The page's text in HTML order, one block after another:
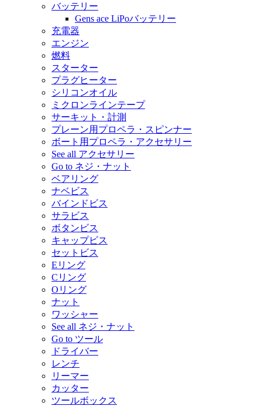
バッテリー
Gens ace LiPoバッテリー
充電器
エンジン
燃料
スターター
プラグヒーター
シリコンオイル
ミクロンラインテープ
サーキット・計測
プレーン用プロペラ・スピンナー
ボート用プロペラ・アクセサリー
See all アクセサリー
Go to ネジ・ナット
ベアリング
ナベビス
バインドビス
サラビス
ボタンビス
キャップビス
セットビス
Eリング
Cリング
Oリング
ナット
ワッシャー
See all ネジ・ナット
Go to ツール
ドライバー
レンチ
リーマー
カッター
ツールボックス